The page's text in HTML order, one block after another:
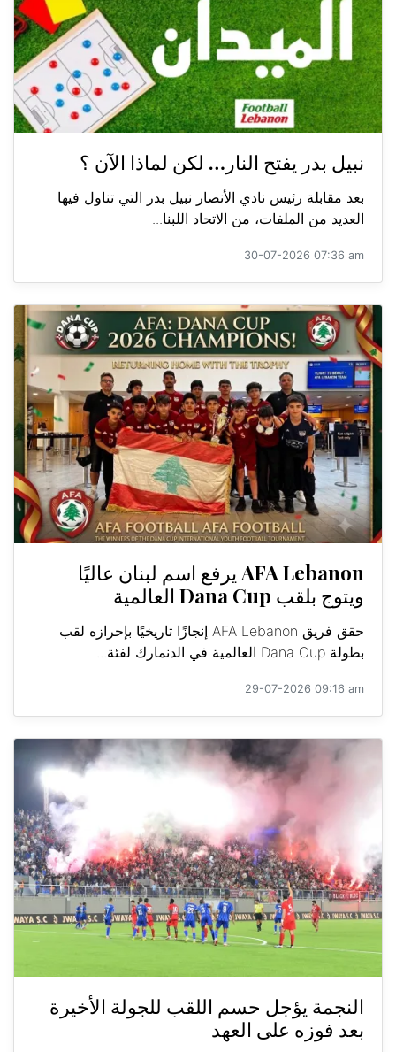
نبيل بدر يفتح النار… لكن لماذا الآن ؟
بعد مقابلة رئيس نادي الأنصار نبيل بدر التي تناول فيها
العديد من الملفات، من الاتحاد اللبنا...
30-07-2026 07:36 am
AFA Lebanon يرفع اسم لبنان عاليًا
ويتوج بلقب Dana Cup العالمية
حقق فريق AFA Lebanon إنجازًا تاريخيًا بإحرازه لقب
بطولة Dana Cup العالمية في الدنمارك لفئة...
29-07-2026 09:16 am
النجمة يؤجل حسم اللقب للجولة الأخيرة
بعد فوزه على العهد